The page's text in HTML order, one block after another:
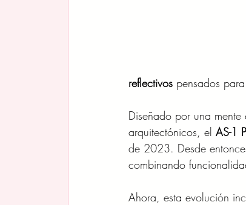
reflectivos pensados
Diseñado por una
arquitectónicos, el AS-1
de 2023. Desde
combinando
Ahora, esta evolución